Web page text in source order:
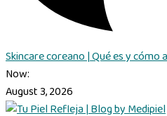
Skincare coreano | Qué es y
Now:
August 3, 2026